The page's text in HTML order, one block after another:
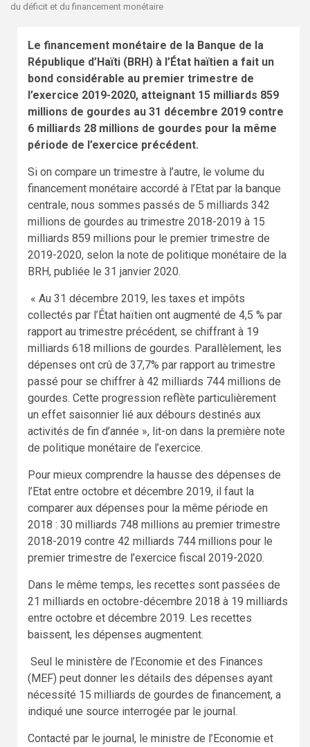
du déficit et du financement monétaire
Le financement monétaire de la Banque de la
République d’Haïti (BRH) à l’État haïtien a fait un
bond considérable au premier trimestre de
l’exercice 2019-2020, atteignant 15 milliards 859
millions de gourdes au 31 décembre 2019 contre
6 milliards 28 millions de gourdes pour la même
période de l’exercice précédent.
Si on compare un trimestre à l’autre, le volume du
financement monétaire accordé à l’Etat par la banque
centrale, nous sommes passés de 5 milliards 342
millions de gourdes au trimestre 2018-2019 à 15
milliards 859 millions pour le premier trimestre de
2019-2020, selon la note de politique monétaire de la
BRH, publiée le 31 janvier 2020.
« Au 31 décembre 2019, les taxes et impôts
collectés par l’État haïtien ont augmenté de 4,5 % par
rapport au trimestre précédent, se chiffrant à 19
milliards 618 millions de gourdes. Parallèlement, les
dépenses ont crû de 37,7% par rapport au trimestre
passé pour se chiffrer à 42 milliards 744 millions de
gourdes. Cette progression reflète particulièrement
un effet saisonnier lié aux débours destinés aux
activités de fin d’année », lit-on dans la première note
de politique monétaire de l’exercice.
Pour mieux comprendre la hausse des dépenses de
l’Etat entre octobre et décembre 2019, il faut la
comparer aux dépenses pour la même période en
2018 : 30 milliards 748 millions au premier trimestre
2018-2019 contre 42 milliards 744 millions pour le
premier trimestre de l’exercice fiscal 2019-2020.
Dans le même temps, les recettes sont passées de
21 milliards en octobre-décembre 2018 à 19 milliards
entre octobre et décembre 2019. Les recettes
baissent, les dépenses augmentent.
Seul le ministère de l’Economie et des Finances
(MEF) peut donner les détails des dépenses ayant
nécessité 15 milliards de gourdes de financement, a
indiqué une source interrogée par le journal.
Contacté par le journal, le ministre de l’Economie et